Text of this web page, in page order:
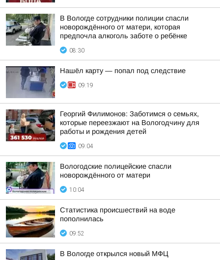
В Вологде сотрудники полиции спасли
новорождённого от матери, которая
предпочла алкоголь заботе о ребёнке
08:30
Нашёл карту — попал под следствие
09:19
Георгий Филимонов: Заботимся о семьях,
которые переезжают на Вологодчину для
работы и рождения детей
09:04
Вологодские полицейские спасли
новорождённого от матери
10:04
Статистика происшествий на воде
пополнилась
09:52
В Вологде открылся новый МФЦ